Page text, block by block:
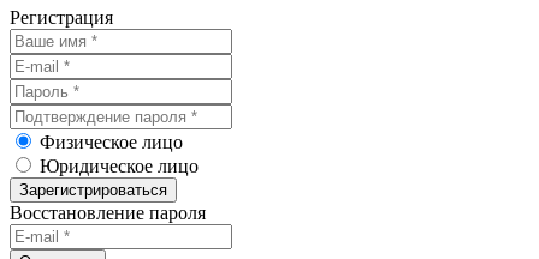
Регистрация
Физическое лицо
Юридическое лицо
Зарегистрироваться
Восстановление пароля